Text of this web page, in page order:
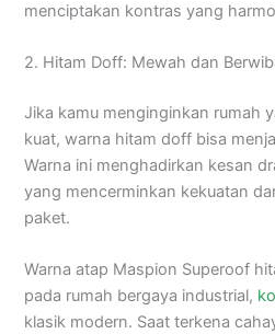
menciptakan kontras yang
2. Hitam Doff: Mewah dan
Jika kamu menginginkan rumah
kuat, warna hitam doff bisa
Warna ini menghadirkan kesan
yang mencerminkan kekuatan
paket.
Warna atap Maspion Superoof
pada rumah bergaya industrial,
klasik modern. Saat terkena